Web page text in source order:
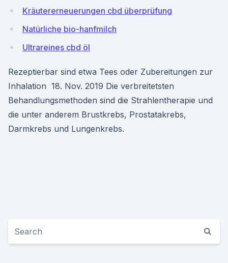
Kräutererneuerungen cbd überprüfung
Natürliche bio-hanfmilch
Ultrareines cbd öl
Rezeptierbar sind etwa Tees oder Zubereitungen zur
Inhalation 18. Nov. 2019 Die verbreitetsten
Behandlungsmethoden sind die Strahlentherapie und
die unter anderem Brustkrebs, Prostatakrebs,
Darmkrebs und Lungenkrebs.